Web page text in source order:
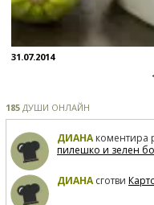
31.07.2014
185 ДУШИ ОНЛАЙН
ДИАНАкоментира
пилешко и зелен
ДИАНАсготви